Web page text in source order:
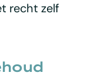
recht zelf